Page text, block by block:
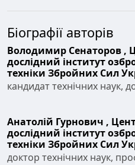
Біографії авторів
Володимир Сенаторов ,
дослідний інститут
техніки Збройних Сил
кандидат технічних наук,
Анатолій Гурнович ,
дослідний інститут
техніки Збройних Сил
доктор технічних наук,